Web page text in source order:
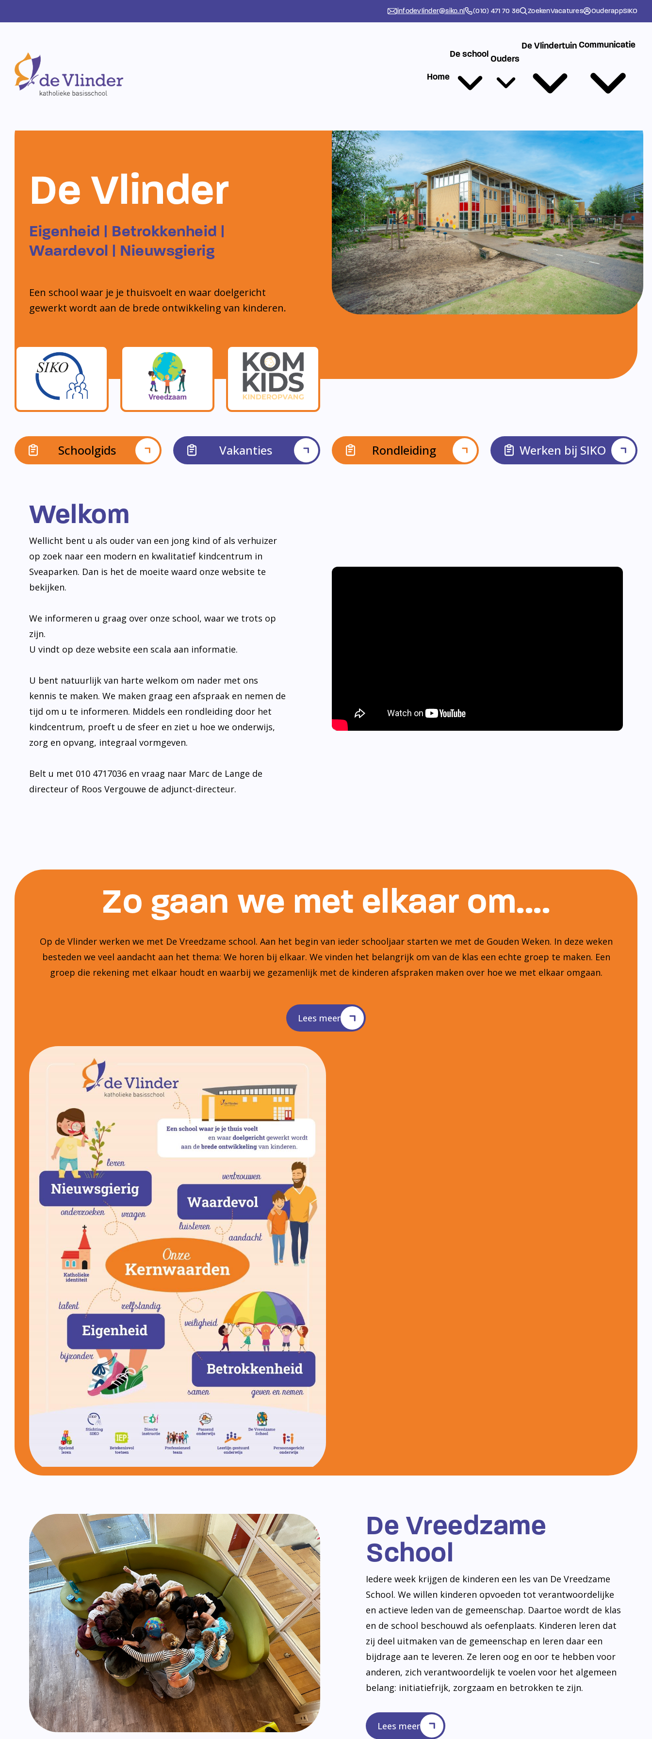
infodevlinder@siko.nl (010) 471 70 36 ZoekenVacatures OuderappSIKO
Home
De school Ouders
De Vlindertuin Communicatie
De Vlinder
Eigenheid | Betrokkenheid |
Waardevol | Nieuwsgierig
Een school waar je je thuisvoelt en waar doelgericht
gewerkt wordt aan de brede ontwikkeling van kinderen.
Schoolgids Vakanties Rondleiding Werken bij SIKO
Welkom
Wellicht bent u als ouder van een jong kind of als verhuizer
op zoek naar een modern en kwalitatief kindcentrum in
Sveaparken. Dan is het de moeite waard onze website te
bekijken.
We informeren u graag over onze school, waar we trots op
zijn.
U vindt op deze website een scala aan informatie.
U bent natuurlijk van harte welkom om nader met ons
kennis te maken. We maken graag een afspraak en nemen de
tijd om u te informeren. Middels een rondleiding door het
kindcentrum, proeft u de sfeer en ziet u hoe we onderwijs,
zorg en opvang, integraal vormgeven.
Belt u met 010 4717036 en vraag naar Marc de Lange de
directeur of Roos Vergouwe de adjunct-directeur.
Zo gaan we met elkaar om....
Op de Vlinder werken we met De Vreedzame school. Aan het begin van ieder schooljaar starten we met de Gouden Weken. In deze weken
besteden we veel aandacht aan het thema: We horen bij elkaar. We vinden het belangrijk om van de klas een echte groep te maken. Een
groep die rekening met elkaar houdt en waarbij we gezamenlijk met de kinderen afspraken maken over hoe we met elkaar omgaan.
Lees meer
De Vreedzame
School
Iedere week krijgen de kinderen een les van De Vreedzame
School. We willen kinderen opvoeden tot verantwoordelijke
en actieve leden van de gemeenschap. Daartoe wordt de klas
en de school beschouwd als oefenplaats. Kinderen leren dat
zij deel uitmaken van de gemeenschap en leren daar een
bijdrage aan te leveren. Ze leren oog en oor te hebben voor
anderen, zich verantwoordelijk te voelen voor het algemeen
belang: initiatiefrijk, zorgzaam en betrokken te zijn.
Lees meer